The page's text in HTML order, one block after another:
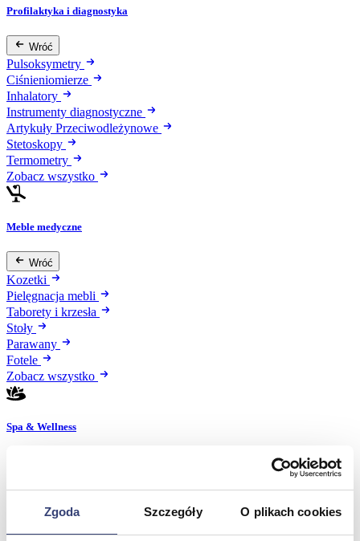
Zgoda Szczegóły O plikach cookies
Profilaktyka i diagnostyka
Wróć
Pulsoksymetry
Ciśnieniomierze
Inhalatory
Instrumenty diagnostyczne
Artykuły Przeciwodleżynowe
Stetoskopy
Termometry
Zobacz wszystko
Meble medyczne
Wróć
Kozetki
Pielęgnacja mebli
Taborety i krzesła
Stoły
Parawany
Fotele
Zobacz wszystko
Spa & Wellness
Zdrowie i uroda